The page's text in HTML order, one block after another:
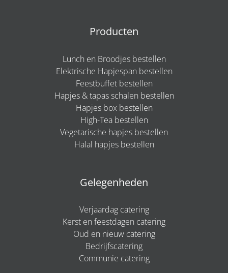
Producten
Lunch en Broodjes bestellen
Elektrische Hapjespan bestellen
Feestbuffet bestellen
Hapjes & tapas schalen bestellen
Hapjes box bestellen
High-Tea bestellen
Vegetarische hapjes bestellen
Halal hapjes bestellen
Gelegenheden
Verjaardag catering
Kerst en feestdagen catering
Oud en nieuw catering
Bedrijfscatering
Communie catering